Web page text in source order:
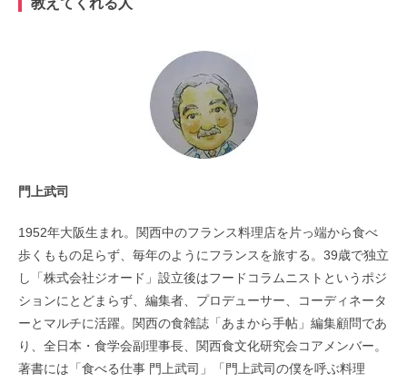
教えてくれる人
門上武司
1952年大阪生まれ。関西中のフランス料理店を片っ端から食べ
歩くももの足らず、毎年のようにフランスを旅する。39歳で独立
し「株式会社ジオード」設立後はフードコラムニストというポジ
ションにとどまらず、編集者、プロデューサー、コーディネータ
ーとマルチに活躍。関西の食雑誌「あまから手帖」編集顧問であ
り、全日本・食学会副理事長、関西食文化研究会コアメンバー。
著書には「食べる仕事 門上武司」「門上武司の僕を呼ぶ料理